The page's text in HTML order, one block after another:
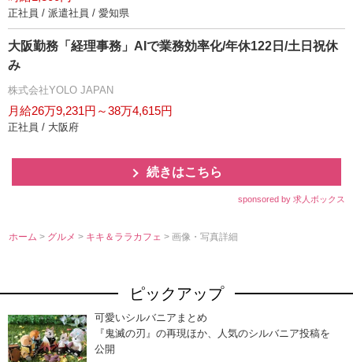
正社員 / 派遣社員 / 愛知県
大阪勤務「経理事務」AIで業務効率化/年休122日/土日祝休
み
株式会社YOLO JAPAN
月給26万9,231円～38万4,615円
正社員 / 大阪府
続きはこちら
sponsored by 求人ボックス
ホーム > グルメ> キキ＆ララカフェ> 画像・写真詳細
ピックアップ
可愛いシルバニアまとめ
『鬼滅の刃』の再現ほか、人気のシルバニア投稿を
公開